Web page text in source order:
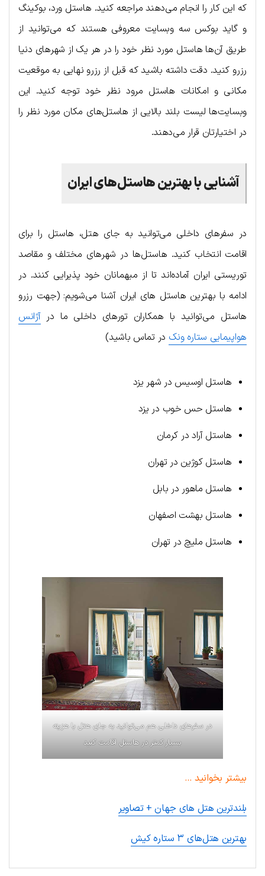
که این کار را انجام می‌دهند مراجعه کنید. هاستل ورد، بوکینگ
و گاید بوکس سه وبسایت معروفی هستند که می‌توانید از
طریق آن‌ها هاستل مورد نظر خود را در هر یک از شهرهای دنیا
رزرو کنید. دقت داشته باشید که قبل از رزرو نهایی به موقعیت
مکانی و امکانات هاستل مرود نظر خود توجه کنید. این
وبسایت‌ها لیست بلند بالایی از هاستل‌های مکان مورد نظر را
در اختیارتان قرار می‌دهند.
آشنایی با بهترین هاستل‌های ایران
در سفرهای داخلی می‌توانید به جای هتل، هاستل را برای
اقامت انتخاب کنید. هاستل‌ها در شهرهای مختلف و مقاصد
توریستی ایران آماده‌اند تا از میهمانان خود پذیرایی کنند. در
ادامه با بهترین هاستل های ایران آشنا می‌شویم: (جهت رزرو
هاستل می‌توانید با همکاران تورهای داخلی ما درآژانس
هواپیمایی ستاره ونک در تماس باشید)
هاستل اوسیس در شهر یزد
هاستل حس خوب در یزد
هاستل آراد در کرمان
هاستل کوژین در تهران
هاستل ماهور در بابل
هاستل بهشت اصفهان
هاستل ملیچ در تهران
در سفرهای داخلی هم می‌توانید به جای هتل با هزینه
بسیار کمتر در هاستل اقامت کنید
بیشتر بخوانید …
بلندترین هتل های جهان + تصاویر
بهترین هتل‌های ۳ ستاره کیش